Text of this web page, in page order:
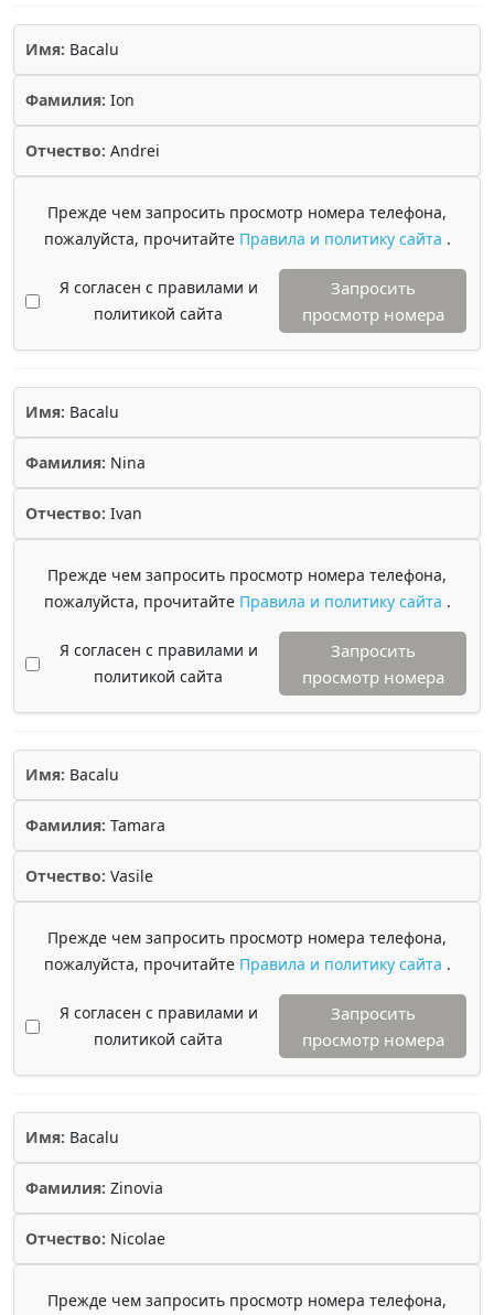
Имя: Bacalu
Фамилия: Ion
Отчество: Andrei
Прежде чем запросить просмотр номера телефона,
пожалуйста, прочитайте Правила и политику сайта .
Я согласен с правилами и
политикой сайта
Запросить
просмотр номера
Имя: Bacalu
Фамилия: Nina
Отчество: Ivan
Прежде чем запросить просмотр номера телефона,
пожалуйста, прочитайте Правила и политику сайта .
Я согласен с правилами и
политикой сайта
Запросить
просмотр номера
Имя: Bacalu
Фамилия: Tamara
Отчество: Vasile
Прежде чем запросить просмотр номера телефона,
пожалуйста, прочитайте Правила и политику сайта .
Я согласен с правилами и
политикой сайта
Запросить
просмотр номера
Имя: Bacalu
Фамилия: Zinovia
Отчество: Nicolae
Прежде чем запросить просмотр номера телефона,